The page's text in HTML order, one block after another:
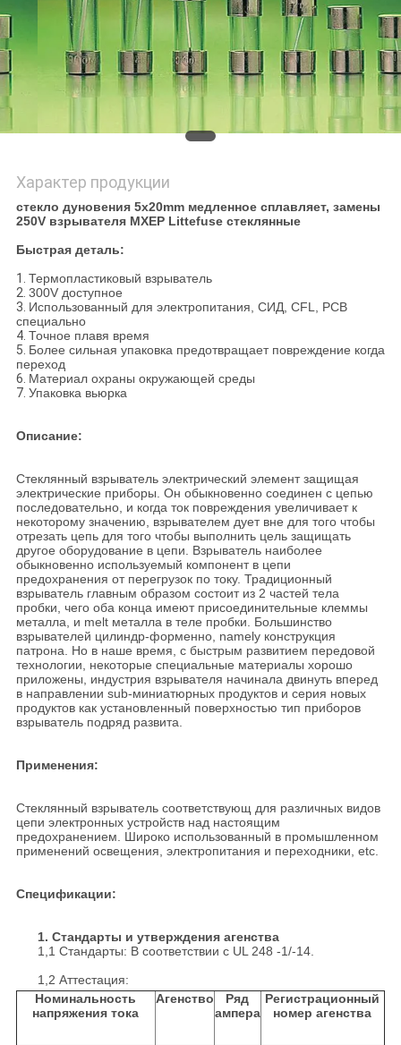
Характер продукции
стекло дуновения 5x20mm медленное сплавляет, замены
250V взрывателя MXEP Littefuse стеклянные
Быстрая деталь:
1. Термопластиковый взрыватель
2. 300V доступное
3. Использованный для электропитания, СИД, CFL, PCB
специально
4. Точное плавя время
5. Более сильная упаковка предотвращает повреждение когда
переход
6. Материал охраны окружающей среды
7. Упаковка вьюрка
Описание:
Стеклянный взрыватель электрический элемент защищая
электрические приборы. Он обыкновенно соединен с цепью
последовательно, и когда ток повреждения увеличивает к
некоторому значению, взрывателем дует вне для того чтобы
отрезать цепь для того чтобы выполнить цель защищать
другое оборудование в цепи. Взрыватель наиболее
обыкновенно используемый компонент в цепи
предохранения от перегрузок по току. Традиционный
взрыватель главным образом состоит из 2 частей тела
пробки, чего оба конца имеют присоединительные клеммы
металла, и melt металла в теле пробки. Большинство
взрывателей цилиндр-форменно, namely конструкция
патрона. Но в наше время, с быстрым развитием передовой
технологии, некоторые специальные материалы хорошо
приложены, индустрия взрывателя начинала двинуть вперед
в направлении sub-миниатюрных продуктов и серия новых
продуктов как установленный поверхностью тип приборов
взрыватель подряд развита.
Применения:
Стеклянный взрыватель соответствующ для различных видов
цепи электронных устройств над настоящим
предохранением. Широко использованный в промышленном
применений освещения, электропитания и переходники, etc.
Спецификации:
1. Стандарты и утверждения агенства
1,1 Стандарты: В соответствии с UL 248 -1/-14.
1,2 Аттестация:
Номинальность
напряжения тока
Агенство
Ряд
ампера
Регистрационный
номер агенства